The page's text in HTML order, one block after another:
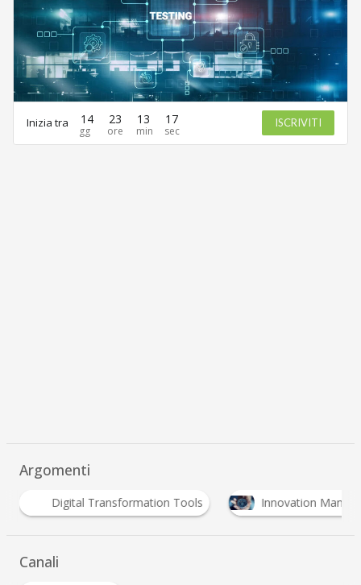
Inizia tra 14 23 13 17 ISCRIVITI
Argomenti
Transformation Tools Innovation Management
Canali